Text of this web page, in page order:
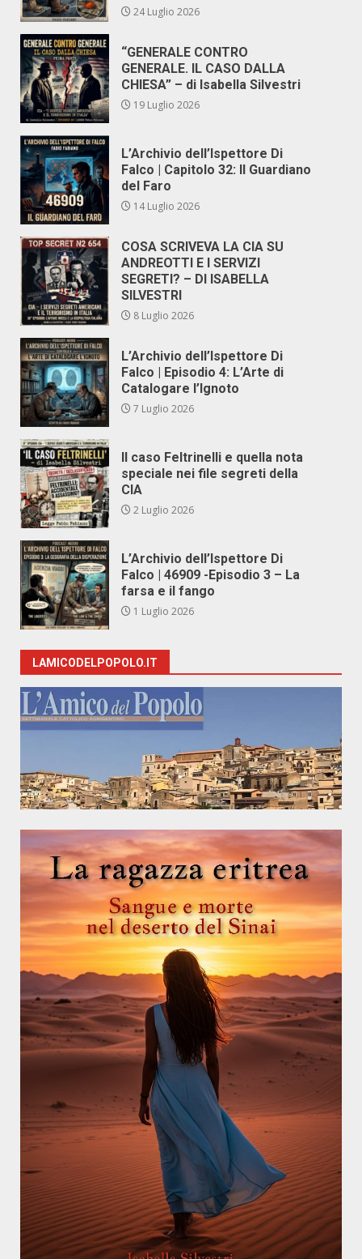
24 Luglio 2026
“GENERALE CONTRO
GENERALE. IL CASO DALLA
CHIESA” – di Isabella Silvestri
19 Luglio 2026
L’Archivio dell’Ispettore Di
Falco | Capitolo 32: Il Guardiano
del Faro
14 Luglio 2026
COSA SCRIVEVA LA CIA SU
ANDREOTTI E I SERVIZI
SEGRETI? – DI ISABELLA
SILVESTRI
8 Luglio 2026
L’Archivio dell’Ispettore Di
Falco | Episodio 4: L’Arte di
Catalogare l’Ignoto
7 Luglio 2026
Il caso Feltrinelli e quella nota
speciale nei file segreti della
CIA
2 Luglio 2026
L’Archivio dell’Ispettore Di
Falco | 46909 -Episodio 3 – La
farsa e il fango
1 Luglio 2026
LAMICODELPOPOLO.IT